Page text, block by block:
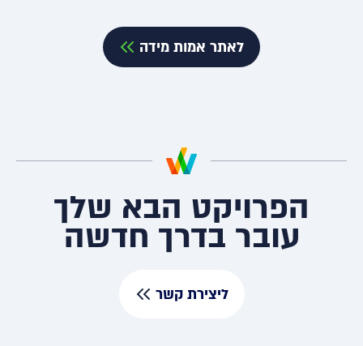
לאתר אמות מידה
הפרויקט הבא שלך
עובר בדרך חדשה
ליצירת קשר